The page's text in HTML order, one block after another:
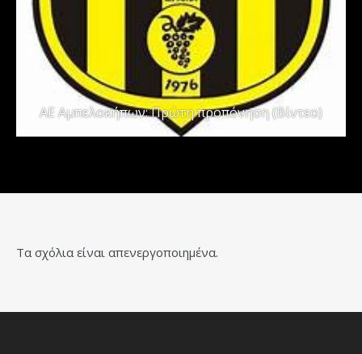
ΑΕ Αμπελοκήπων: Πρώτη προπόνηση (Βίντεο)
Τα σχόλια είναι απενεργοποιημένα.